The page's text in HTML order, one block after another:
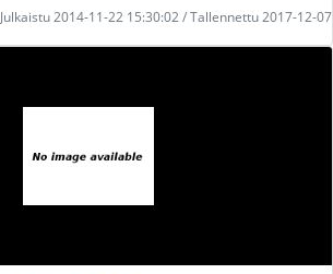
Julkaistu 2014-11-22 15:30:02 / Tallennettu 2017-12-07